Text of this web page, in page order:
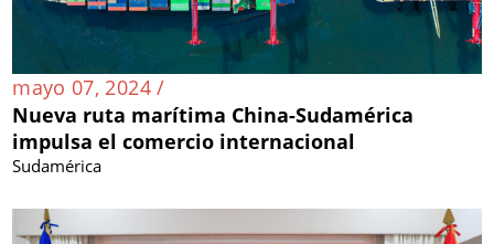
mayo 07, 2024 /
Nueva ruta marítima China-Sudamérica
impulsa el comercio internacional
Sudamérica